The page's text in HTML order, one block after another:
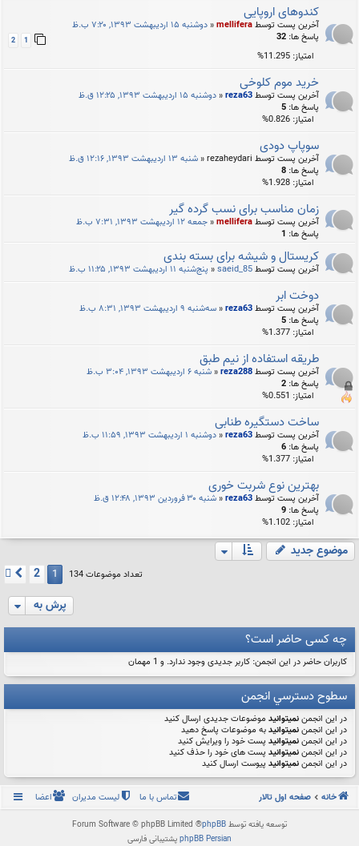
کندوهای اروپایی
آخرین پست توسطmellifera
«دوشنبه ۱۵ اردیبهشت ۱۳۹۳, ۷:۲۰ ب.ظ
پاسخ ها: 32
1
2
امتیاز: 11.295%
خرید موم کلوخی
آخرین پست توسطreza63
«دوشنبه ۱۵ اردیبهشت ۱۳۹۳, ۱۲:۲۵ ق.ظ
پاسخ ها: 5
امتیاز: 0.826%
سوپاپ دودی
آخرین پست توسط rezaheydari
«شنبه ۱۳ اردیبهشت ۱۳۹۳, ۱۲:۱۶ ق.ظ
پاسخ ها: 8
امتیاز: 1.928%
زمان مناسب برای نسب گرده گیر
آخرین پست توسطmellifera
«جمعه ۱۲ اردیبهشت ۱۳۹۳, ۷:۳۱ ب.ظ
پاسخ ها: 1
کریستال و شیشه برای بسته بندی
آخرین پست توسطsaeid_85
« پنج‌شنبه ۱۱ اردیبهشت ۱۳۹۳, ۱۱:۲۵ ب.ظ
دوخت ابر
آخرین پست توسطreza63
«سه‌شنبه ۹ اردیبهشت ۱۳۹۳, ۸:۳۱ ب.ظ
پاسخ ها: 5
امتیاز: 1.377%
طریقه استفاده از نیم طبق
آخرین پست توسطreza288
«شنبه ۶ اردیبهشت ۱۳۹۳, ۳:۰۴ ب.ظ
پاسخ ها: 2
امتیاز: 0.551%
ساخت دستگیره طنابی
آخرین پست توسطreza63
«دوشنبه ۱ اردیبهشت ۱۳۹۳, ۱۱:۵۹ ب.ظ
پاسخ ها: 6
امتیاز: 1.377%
بهترین نوع شربت خوری
آخرین پست توسطreza63
«شنبه ۳۰ فروردین ۱۳۹۳, ۱۲:۴۸ ق.ظ
پاسخ ها: 9
امتیاز: 1.102%
موضوع جدید
تعداد موضوعات 134 1
2
بعدی
پرش به
چه کسی حاضر است؟
کاربران حاضر در این انجمن: کاربر جدیدی وجود ندارد. و 1 مهمان
سطوح دسترسي انجمن
در این انجمننمیتوانید موضوعات جدیدی ارسال کنید
در این انجمننمیتوانیدبه موضوعات پاسخ دهید
در این انجمننمیتوانید پست خود را ویرایش کنید
در این انجمننمیتوانید پست های خود را حذف کنید
در این انجمننمیتوانید پیوست ارسال کنید
خانه صفحه اول تالار اعضا لیست مدیران تماس با ما
توسعه یافته توسطphpBB
® Forum Software © phpBB Limited
phpBB Persianپشتیبانی فارسی